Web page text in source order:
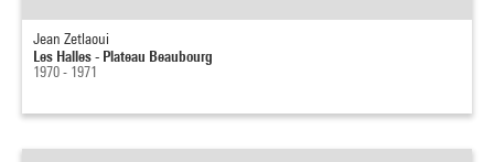
Jean Zetlaoui
Les Halles - Plateau Beaubourg
1970 - 1971